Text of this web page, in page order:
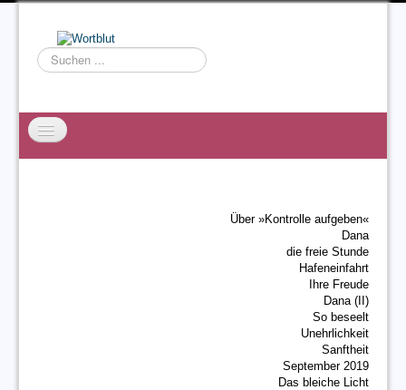
Suchen
...
Über »Kontrolle aufgeben«
Dana
die freie Stunde
Hafeneinfahrt
Ihre Freude
Dana (II)
So beseelt
Unehrlichkeit
Sanftheit
September 2019
Das bleiche Licht